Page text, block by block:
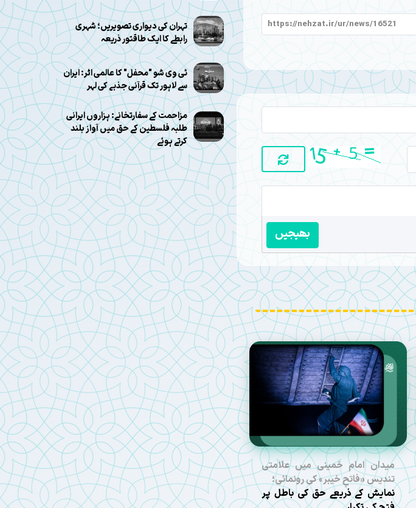
بھیجیں
میدان امام خمینی میں علامتی
تندیس «فاتحِ خیبر» کی رونمائی؛
نمایش کے ذریعے حق کی باطل پر
تہران کی دیواری تصویریں؛ شہری
رابطے کا ایک طاقتور ذریعہ
ٹی وی شو "محفل" کا عالمی اثر: ایران
سے لاہور تک قرآنی جذبے کی لہر
مزاحمت کے سفارتخانے: ہزاروں ایرانی
طلبہ فلسطین کے حق میں آواز بلند
کرتے ہوئے